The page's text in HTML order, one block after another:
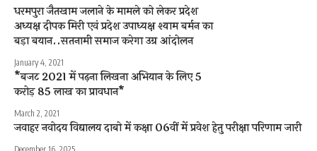
धरमपुरा जैतखाम जलाने के मामले को लेकर प्रदेश
अध्यक्ष दीपक मिरी एवं प्रदेश उपाध्यक्ष श्याम बर्मन का
बड़ा बयान..सतनामी समाज करेगा उग्र आंदोलन
January 4, 2021
*बजट 2021 में पढ़ना लिखना अभियान के लिए 5
करोड़ 85 लाख का प्रावधान*
March 2, 2021
जवाहर नवोदय विद्यालय दाबो में कक्षा 06वीं में प्रवेश हेतु परीक्षा परिणाम जारी